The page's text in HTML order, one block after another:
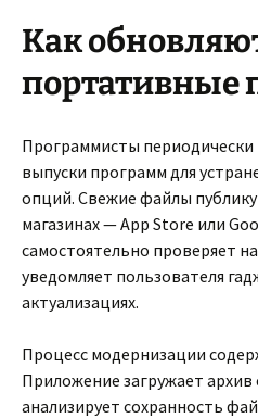
Как
портативные
Программисты
выпуски программ для
опций. Свежие файлы
магазинах — App Store или
самостоятельно проверяет
уведомляет пользователя
актуализациях.
Процесс модернизации
Приложение загружает
анализирует сохранность